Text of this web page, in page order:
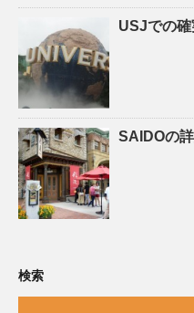
USJでの確
SAIDOの
検索